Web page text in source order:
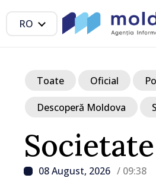
RO
Societate
08 August, 2026 / 09:38
Toate Oficial
Descoperă Moldova